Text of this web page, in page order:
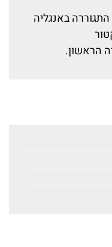
התגוררה באנגליה
הראשון.